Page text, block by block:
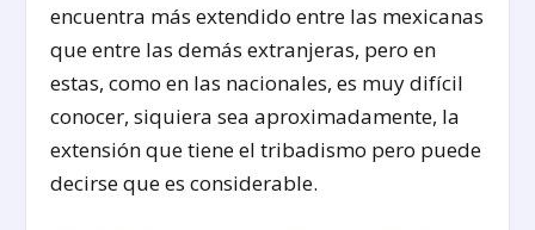
encuentra más extendido entre las mexicanas
que entre las demás extranjeras, pero en
estas, como en las nacionales, es muy difícil
conocer, siquiera sea aproximadamente, la
extensión que tiene el tribadismo pero puede
decirse que es considerable.